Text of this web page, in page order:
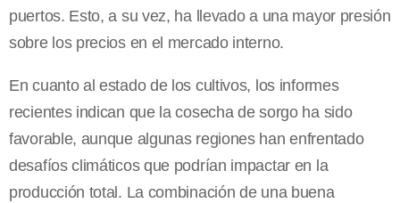
puertos. Esto, a su vez, ha llevado a una mayor presión
sobre los precios en el mercado interno.
En cuanto al estado de los cultivos, los informes
recientes indican que la cosecha de sorgo ha sido
favorable, aunque algunas regiones han enfrentado
desafíos climáticos que podrían impactar en la
producción total. La combinación de una buena